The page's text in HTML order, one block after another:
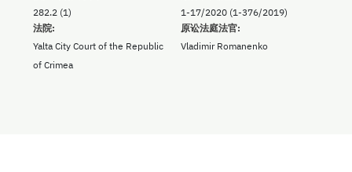
282.2 (1)
1-17/2020 (1-376/2019)
法院:
Yalta City Court of the Republic
of Crimea
原讼法庭法官:
Vladimir Romanenko